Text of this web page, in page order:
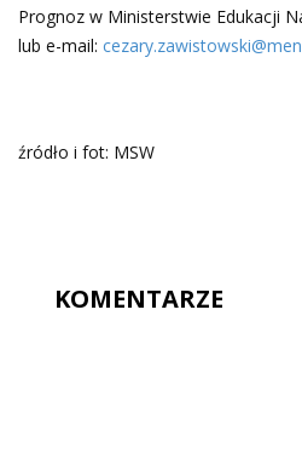
Prognoz w Ministerstwie Edukacji
lub e-mail:
źródło i fot: MSW
KOMENTARZE